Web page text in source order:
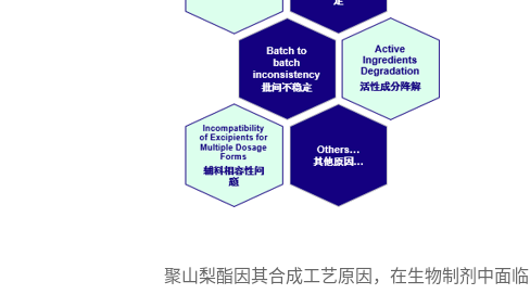
聚山梨酯因其合成工艺原因，在生物制剂中面临